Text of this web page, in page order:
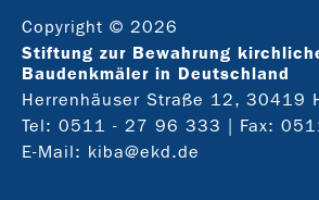
Copyright © 2026
Stiftung zur Bewahrung
Baudenkmäler in Deutschland
Herrenhäuser Straße 12, 30419
Tel: 0511 - 27 96 333
| Fax:
E-Mail: kiba@ekd.de